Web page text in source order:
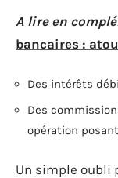
A lire en
bancaires :
Des intérêts
Des
opération
Un simple oubli